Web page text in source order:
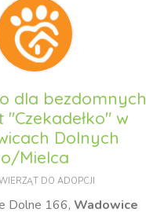
dla bezdomnych
"Czekadełko" w
Dolnych
o/Mielca
DO ADOPCJI
Dolne 166, Wadowice